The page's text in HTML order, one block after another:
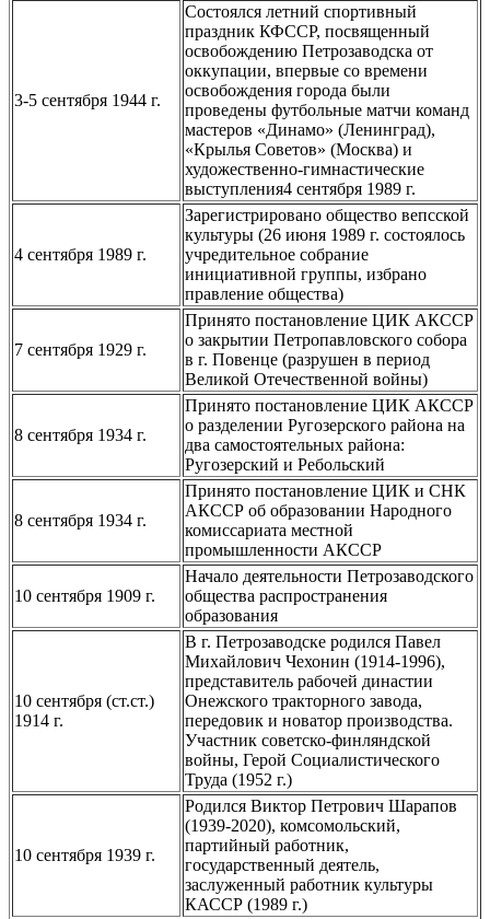
3-5 сентября 1944 г.
Состоялся летний спортивный
праздник КФССР, посвященный
освобождению Петрозаводска от
оккупации, впервые со времени
освобождения города были
проведены футбольные матчи команд
мастеров «Динамо» (Ленинград),
«Крылья Советов» (Москва) и
художественно-гимнастические
выступления4 сентября 1989 г.
4 сентября 1989 г.
Зарегистрировано общество вепсской
культуры (26 июня 1989 г. состоялось
учредительное собрание
инициативной группы, избрано
правление общества)
7 сентября 1929 г.
Принято постановление ЦИК АКССР
о закрытии Петропавловского собора
в г. Повенце (разрушен в период
Великой Отечественной войны)
8 сентября 1934 г.
Принято постановление ЦИК АКССР
о разделении Ругозерского района на
два самостоятельных района:
Ругозерский и Ребольский
8 сентября 1934 г.
Принято постановление ЦИК и СНК
АКССР об образовании Народного
комиссариата местной
промышленности АКССР
10 сентября 1909 г.
Начало деятельности Петрозаводского
общества распространения
образования
10 сентября (ст.ст.)
1914 г.
В г. Петрозаводске родился Павел
Михайлович Чехонин (1914-1996),
представитель рабочей династии
Онежского тракторного завода,
передовик и новатор производства.
Участник советско-финляндской
войны, Герой Социалистического
Труда (1952 г.)
10 сентября 1939 г.
Родился Виктор Петрович Шарапов
(1939-2020), комсомольский,
партийный работник,
государственный деятель,
заслуженный работник культуры
КАССР (1989 г.)